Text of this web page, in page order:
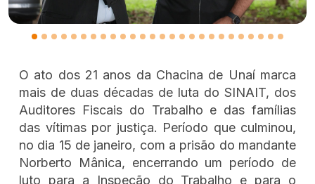
O ato dos 21 anos da Chacina de Unaí marca
mais de duas décadas de luta do SINAIT, dos
Auditores Fiscais do Trabalho e das famílias
das vítimas por justiça. Período que culminou,
no dia 15 de janeiro, com a prisão do mandante
Norberto Mânica, encerrando um período de
luto para a Inspeção do Trabalho e para o